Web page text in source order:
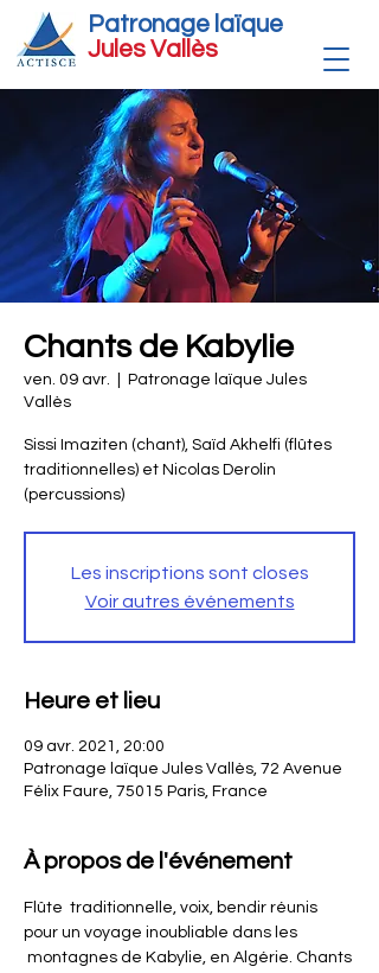
Patronage laïque
Jules Vallès
Chants de Kabylie
ven. 09 avr.
Patronage laïque Jules
Vallès
Sissi Imaziten (chant), Saïd Akhelfi (flûtes
traditionnelles) et Nicolas Derolin
(percussions)
Les inscriptions sont closes
Voir autres événements
Heure et lieu
09 avr. 2021, 20:00
Patronage laïque Jules Vallès, 72 Avenue
Félix Faure, 75015 Paris, France
À propos de l'événement
Flûte  traditionnelle, voix, bendir réunis
pour un voyage inoubliable dans les
montagnes de Kabylie, en Algérie. Chants